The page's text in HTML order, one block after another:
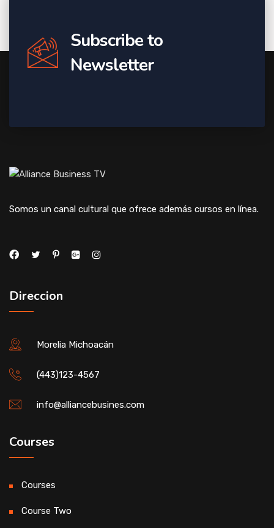
Subscribe to
Newsletter
Somos un canal cultural que ofrece además cursos en línea.
Direccion
Morelia Michoacán
(443)123-4567
info@alliancebusines.com
Courses
Courses
Course Two